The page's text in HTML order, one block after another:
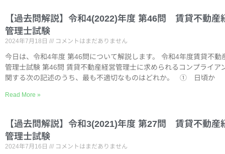
【過去問解説】令和4(2022)年度 第46問 賃貸不動産
管理士試験
2024年7月18日 コメントはまだありません
今日は、令和4年度 第46問について解説します。 令和4年度賃貸不動
管理士試験 第46問 賃貸不動産経営管理士に求められるコンプライア
関する次の記述のうち、最も不適切なものはどれか。 ① 日頃か
Read More »
【過去問解説】令和3(2021)年度 第27問 賃貸不動産
管理士試験
2024年7月16日 コメントはまだありません